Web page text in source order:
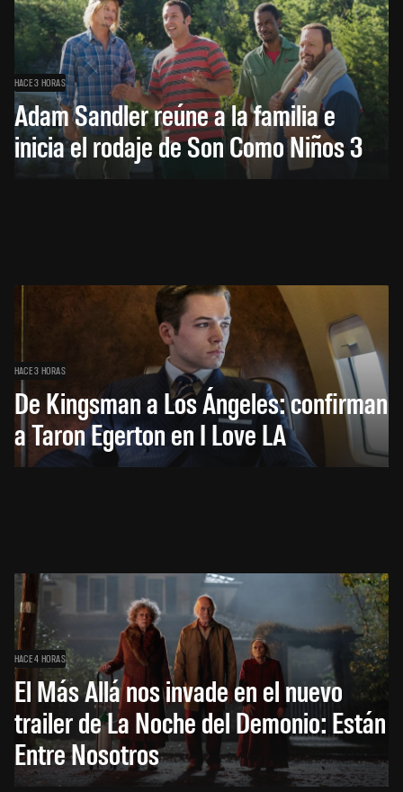
HACE 3 HORAS
Adam Sandler reúne a la familia e
inicia el rodaje de Son Como Niños 3
HACE 3 HORAS
De Kingsman a Los Ángeles: confirman
a Taron Egerton en I Love LA
HACE 4 HORAS
El Más Allá nos invade en el nuevo
trailer de La Noche del Demonio: Están
Entre Nosotros